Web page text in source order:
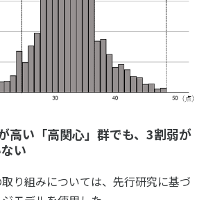
高い「高関心」群でも、3割弱が
い
り組みについては、先行研究に基づ